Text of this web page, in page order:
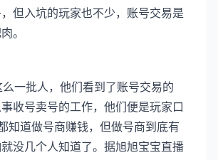
但入坑的玩家也不少，账号交易是
。
一批人，他们看到了账号交易的
收号卖号的工作，他们便是玩家口
知道做号商赚钱，但做号商到底有
没几个人知道了。据旭旭宝宝直播